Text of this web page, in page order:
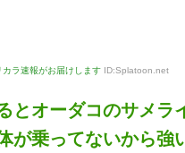
カラ速報がお届けします ID:Splatoon.net
とオーダコのサメラ
が乗ってないから強